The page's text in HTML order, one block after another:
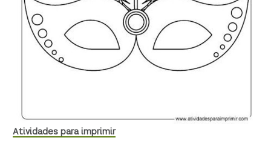
Atividades para imprimir